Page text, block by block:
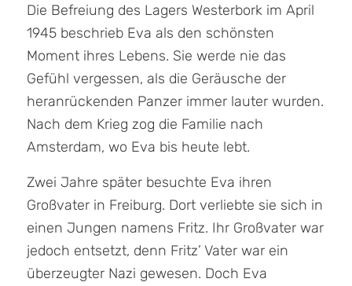
Die Befreiung des Lagers Westerbork im April
1945 beschrieb Eva als den schönsten
Moment ihres Lebens. Sie werde nie das
Gefühl vergessen, als die Geräusche der
heranrückenden Panzer immer lauter wurden.
Nach dem Krieg zog die Familie nach
Amsterdam, wo Eva bis heute lebt.
Zwei Jahre später besuchte Eva ihren
Großvater in Freiburg. Dort verliebte sie sich in
einen Jungen namens Fritz. Ihr Großvater war
jedoch entsetzt, denn Fritz’ Vater war ein
überzeugter Nazi gewesen. Doch Eva